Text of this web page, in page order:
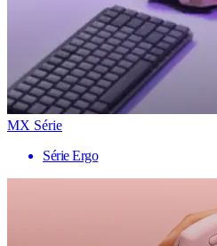
MX Série
Série Ergo